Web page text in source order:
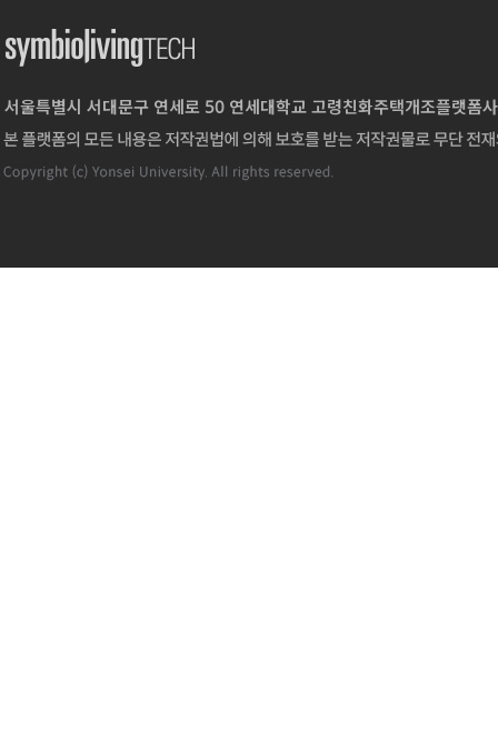
서울특별시 서대문구 연세로 50 연세대학교 고령친화주택개조플랫